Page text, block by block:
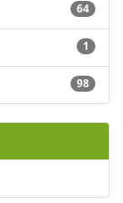
64
1
98